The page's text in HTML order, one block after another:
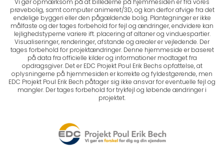
Vi gør opmærksom på at billederne på hjemmesiden er fra vores
prøvebolig, samt computer animeret/3D, og kan derfor afvige fra det
endelige byggeri eller den pågældende bolig. Plantegninger er ikke
målfaste og der tages forbehold for fejl og ændringer, endvidere kan
lejlighedstyperne variere ift. placering af altaner og vinduespartier.
Visualiseringer, renderinger, afstande og arealer er vejledende. Der
tages forbehold for projektændringer. Denne hjemmeside er baseret
på data fra officielle kilder og informationer modtaget fra
opdragsgiver. Det er EDC Projekt Poul Erik Bechs opfattelse, at
oplysningerne på hjemmesiden er korrekte og fyldestgørende, men
EDC Projekt Poul Erik Bech påtager sig ikke ansvar for eventuelle fejl og
mangler. Der tages forbehold for trykfejl og løbende ændringer i
projektet.